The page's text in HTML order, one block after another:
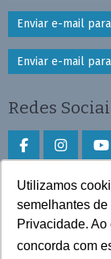
Utilizamos
semelhantes
Privacidade.
concorda com
Enviar e-mail
Enviar e-mail
Redes
Faça
Play Store e